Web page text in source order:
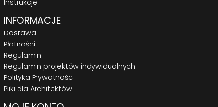
Instrukcje
INFORMACJE
Dostawa
Płatności
Regulamin
Regulamin projektów indywidualnych
Polityka Prywatności
Pliki dla Architektów